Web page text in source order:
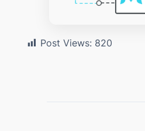
Post Views: 820